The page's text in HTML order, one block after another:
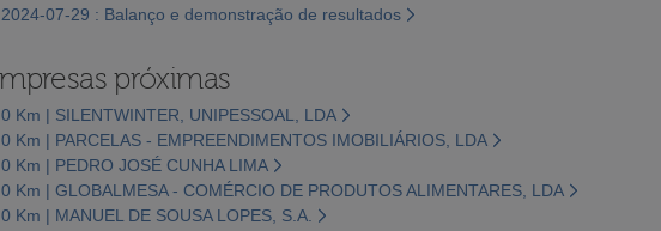
2024-07-29 : Balanço e demonstração de resultados
próximas
0 Km | SILENTWINTER, UNIPESSOAL, LDA
0 Km | PARCELAS - EMPREENDIMENTOS IMOBILIÁRIOS, LDA
0 Km | PEDRO JOSÉ CUNHA LIMA
0 Km | GLOBALMESA - COMÉRCIO DE PRODUTOS ALIMENTARES, LDA
0 Km | MANUEL DE SOUSA LOPES, S.A.